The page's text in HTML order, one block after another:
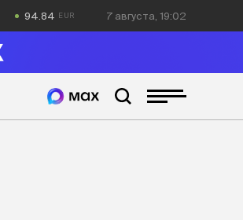
94.84 7 августа, 19:02